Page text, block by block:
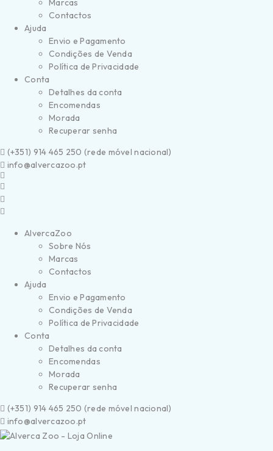
Marcas
Contactos
Ajuda
Envio e Pagamento
Condições de Venda
Política de Privacidade
Conta
Detalhes da conta
Encomendas
Morada
Recuperar senha
(+351) 914 465 250 (rede móvel nacional)
info@alvercazoo.pt
AlvercaZoo
Sobre Nós
Marcas
Contactos
Ajuda
Envio e Pagamento
Condições de Venda
Política de Privacidade
Conta
Detalhes da conta
Encomendas
Morada
Recuperar senha
(+351) 914 465 250 (rede móvel nacional)
info@alvercazoo.pt